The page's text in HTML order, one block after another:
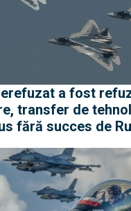
a fost
transfer de
fără succes de